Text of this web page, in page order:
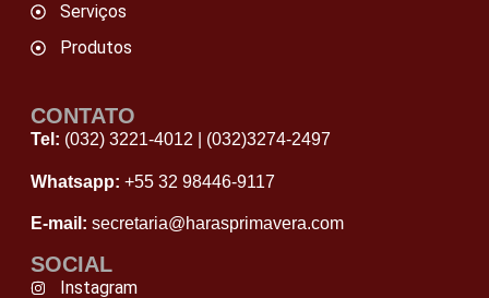
Serviços
Produtos
CONTATO
Tel: (032) 3221-4012 (032)3274-2497
Whatsapp: +55 32 98446‑9117
E-mail: secretaria@harasprimavera.com
SOCIAL
Instagram